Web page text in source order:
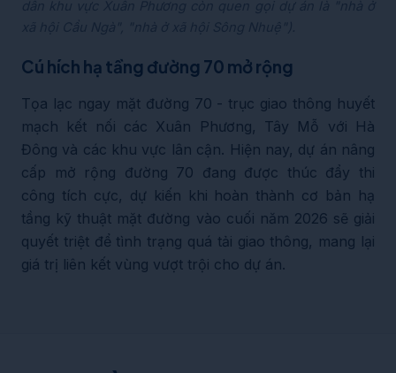
Cú hích hạ tầng đường 70 mở rộng
Tọa lạc ngay mặt đường 70 - trục giao thông huyết
mạch kết nối các Xuân Phương, Tây Mỗ với Hà
Đông và các khu vực lân cận. Hiện nay, dự án nâng
cấp mở rộng đường 70 đang được thúc đẩy thi
công tích cực, dự kiến khi hoàn thành cơ bản hạ
tầng kỹ thuật mặt đường vào cuối năm 2026 sẽ giải
quyết triệt để tình trạng quá tải giao thông, mang lại
giá trị liên kết vùng vượt trội cho dự án.